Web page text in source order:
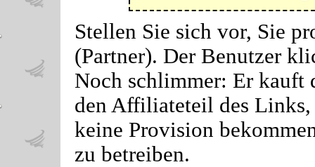
Stellen Sie sich vor, Sie
(Partner). Der Benutzer
Noch schlimmer: Er kauft
den Affiliateteil des Links,
keine Provision
zu betreiben.